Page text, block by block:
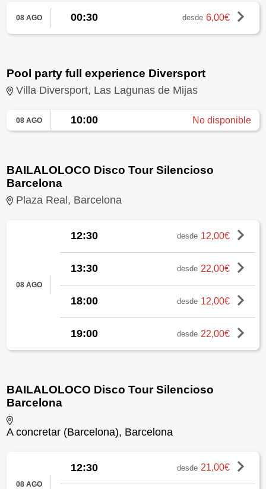
08 AGO 00:30 desde 6,00€
Pool party full experience Diversport
Villa Diversport, Las Lagunas de Mijas
08 AGO 10:00 No disponible
BAILALOLOCO Disco Tour Silencioso
Barcelona
Plaza Real, Barcelona
08 AGO
12:30 desde 12,00€
13:30 desde 22,00€
18:00 desde 12,00€
19:00 desde 22,00€
BAILALOLOCO Disco Tour Silencioso
Barcelona
A concretar (Barcelona), Barcelona
08 AGO
12:30 desde 21,00€